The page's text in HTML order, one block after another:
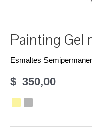
Painting Gel
Esmaltes
$ 350,00